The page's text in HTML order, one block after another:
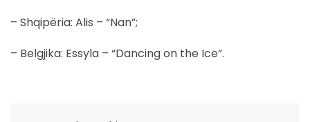
– Shqipëria: Alis – “Nan”;
– Belgjika: Essyla – “Dancing on the Ice”.